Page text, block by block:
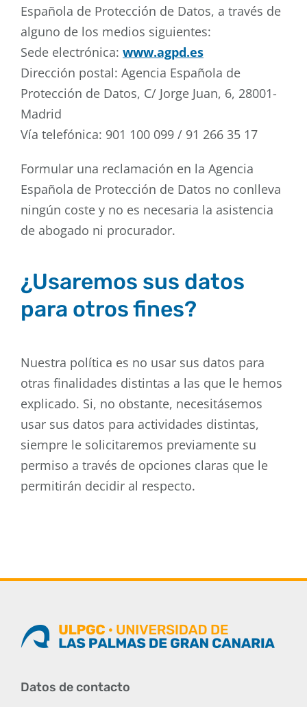
Española de Protección de Datos, a través de
alguno de los medios siguientes:
Sede electrónica: www.agpd.es
Dirección postal: Agencia Española de
Protección de Datos, C/ Jorge Juan, 6, 28001-
Madrid
Vía telefónica: 901 100 099 / 91 266 35 17
Formular una reclamación en la Agencia
Española de Protección de Datos no conlleva
ningún coste y no es necesaria la asistencia
de abogado ni procurador.
¿Usaremos sus datos
para otros fines?
Nuestra política es no usar sus datos para
otras finalidades distintas a las que le hemos
explicado. Si, no obstante, necesitásemos
usar sus datos para actividades distintas,
siempre le solicitaremos previamente su
permiso a través de opciones claras que le
permitirán decidir al respecto.
Datos de contacto